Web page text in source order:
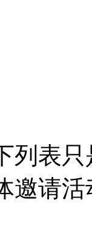
列表
邀请